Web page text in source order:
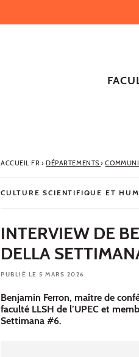
ACCUEIL FR› DÉPARTEMENTS›
CULTURE SCIENTIFIQUE ET
INTERVIEW DE
DELLA
PUBLIÉ LE 5 MARS 2026
Benjamin Ferron, maître de
faculté LLSH de l’UPEC et
Settimana #6.